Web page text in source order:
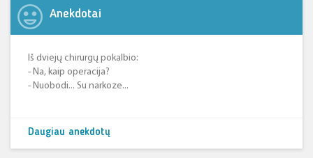
Anekdotai
Iš dviejų chirurgų pokalbio:
- Na, kaip operacija?
- Nuobodi... Su narkoze...
Daugiau anekdotų